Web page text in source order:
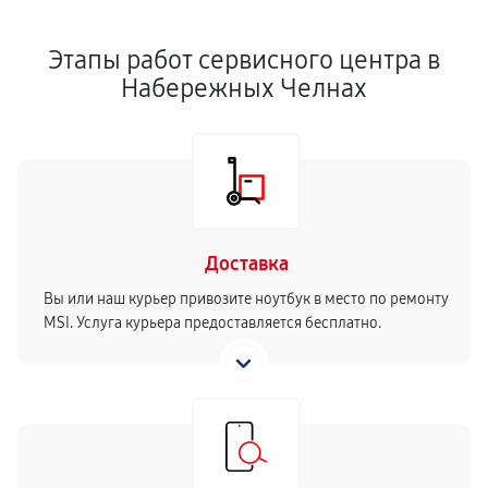
Этапы работ сервисного центра в
Набережных Челнах
Доставка
Вы или наш курьер привозите ноутбук в место по ремонту
MSI. Услуга курьера предоставляется бесплатно.